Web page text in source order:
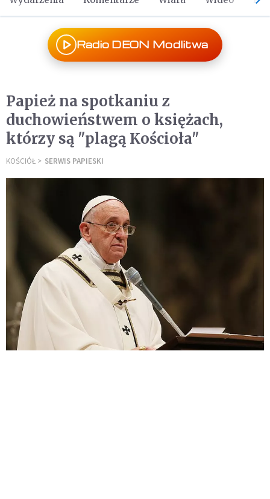
Radio DEON Modlitwa
Papież na spotkaniu z
duchowieństwem o księżach,
którzy są "plagą Kościoła"
KOŚCIÓŁ SERWIS PAPIESKI